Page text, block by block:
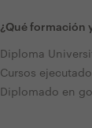
¿Qué formación
Diploma
Cursos
Diplomado en